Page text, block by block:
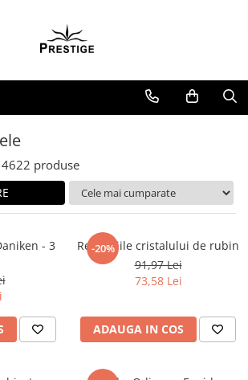
4622 produse
- 3
-20%
Revelatiile cristalului de rubin
91,97 Lei
73,58 Lei
ADAUGA IN COS